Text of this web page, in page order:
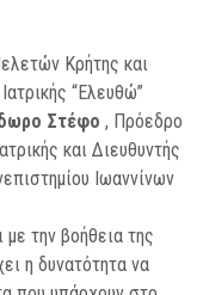
Κρήτης και
“Ελευθώ”
Στέφο , Πρόεδρο
και Διευθυντής
Ιωαννίνων
την βοήθεια της
η δυνατότητα να